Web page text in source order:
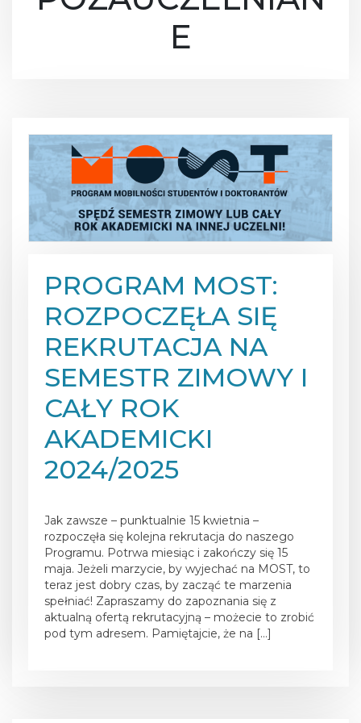
E
PROGRAM MOST:
ROZPOCZĘŁA SIĘ
REKRUTACJA NA
SEMESTR ZIMOWY I
CAŁY ROK
AKADEMICKI
2024/2025
Jak zawsze – punktualnie 15 kwietnia –
rozpoczęła się kolejna rekrutacja do naszego
Programu. Potrwa miesiąc i zakończy się 15
maja. Jeżeli marzycie, by wyjechać na MOST, to
teraz jest dobry czas, by zacząć te marzenia
spełniać! Zapraszamy do zapoznania się z
aktualną ofertą rekrutacyjną – możecie to zrobić
pod tym adresem. Pamiętajcie, że na […]